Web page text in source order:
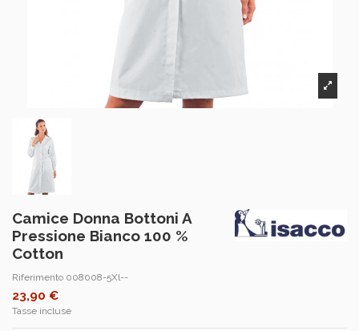
Camice Donna Bottoni A
Pressione Bianco 100 %
Cotton
Riferimento 008008-5Xl--
23,90 €
Tasse incluse